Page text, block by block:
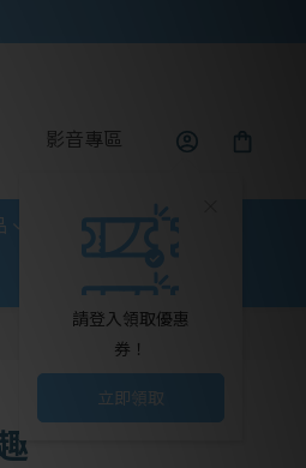
影音專區
請登入領取優惠
券！
立即領取
玩具童書